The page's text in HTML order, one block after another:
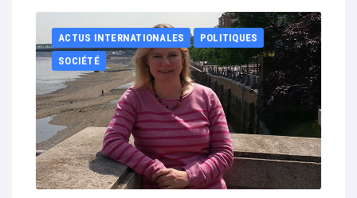
ACTUS INTERNATIONALES
POLITIQUES
SOCIÉTÉ